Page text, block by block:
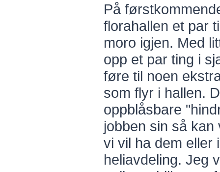
På
florahallen et par
moro igjen. Med
opp et par ting i
føre til noen
som flyr i hallen.
oppblåsbare
jobben sin så
vi vil ha dem eller
heliavdeling. Jeg